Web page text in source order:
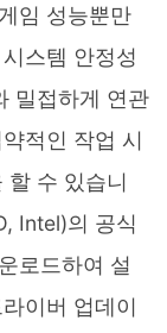
임 성능뿐만
스템 안정성
밀접하게 연관
적인 작업 시
할 수 있습니
Intel)의 공식
로드하여 설
이버 업데이